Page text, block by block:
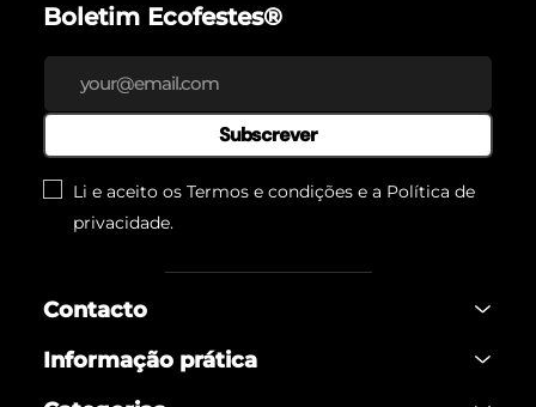
Boletim Ecofestes®
Subscrever
Li e aceito os Termos e condições e a Política de
privacidade.
Contacto
Informação prática